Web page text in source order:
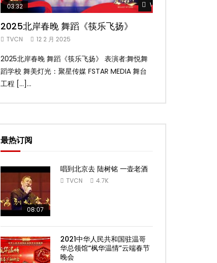
Watch Later
03:32
2025北岸春晚 舞蹈《筷乐飞扬》
TVCN 12 2 月 2025
2025北岸春晚 舞蹈《筷乐飞扬》 表演者:舞悦舞
蹈学校 舞美灯光：聚星传媒 FSTAR MEDIA 舞台
工程 […]...
最热订阅
08:07
唱到北京去 陆树铭 一壶老酒
TVCN 4.7K
2021中华人民共和国驻温哥
华总领馆“枫华温情”云端春节
晚会